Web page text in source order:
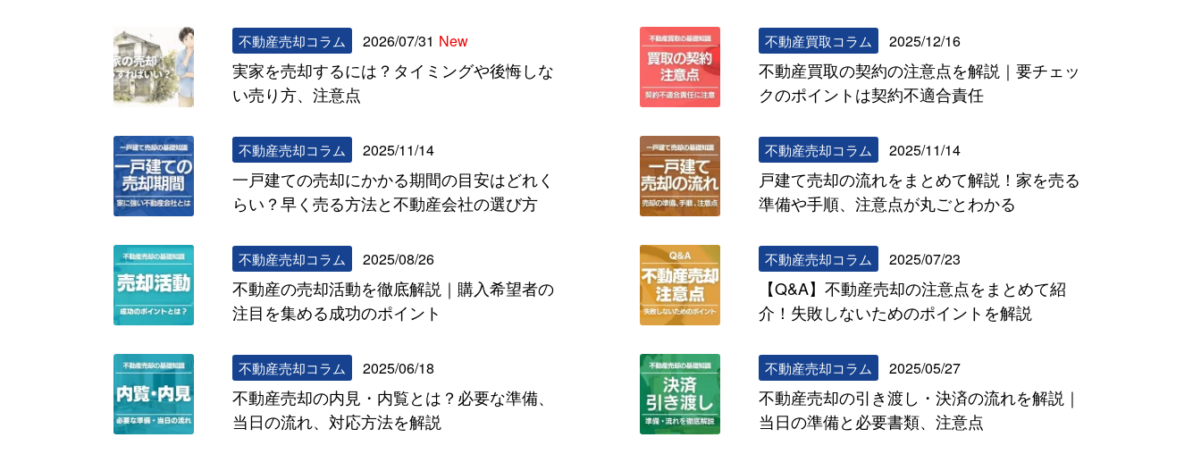
不動産売却コラム 2026/07/31 New
実家を売却するには？タイミングや後悔しな
い売り方、注意点
不動産買取コラム 2025/12/16
不動産買取の契約の注意点を解説｜要チェッ
クのポイントは契約不適合責任
不動産売却コラム 2025/11/14
一戸建ての売却にかかる期間の目安はどれく
らい？早く売る方法と不動産会社の選び方
不動産売却コラム 2025/11/14
戸建て売却の流れをまとめて解説！家を売る
準備や手順、注意点が丸ごとわかる
不動産売却コラム 2025/08/26
不動産の売却活動を徹底解説｜購入希望者の
注目を集める成功のポイント
不動産売却コラム 2025/07/23
【Q&A】不動産売却の注意点をまとめて紹
介！失敗しないためのポイントを解説
不動産売却コラム 2025/06/18
不動産売却の内見・内覧とは？必要な準備、
当日の流れ、対応方法を解説
不動産売却コラム 2025/05/27
不動産売却の引き渡し・決済の流れを解説｜
当日の準備と必要書類、注意点